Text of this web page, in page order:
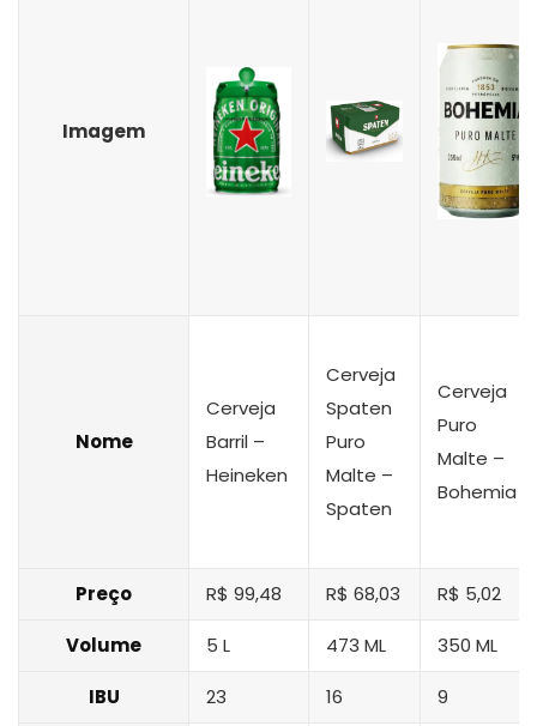
Imagem
Nome
Cerveja
Barril –
Heineken
Cerveja
Spaten
Puro
Malte –
Spaten
Cerveja
Puro
Malte –
Bohemia
Preço R$ 99,48 R$ 68,03 R$ 5,02
Volume 5 L 473 ML 350 ML
IBU 23 16 9